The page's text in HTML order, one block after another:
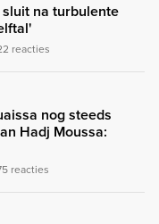
na turbulente
reacties
nog steeds
Hadj Moussa:
reacties